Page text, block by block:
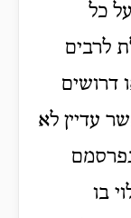
כל
לרבים
דרושים
עדיין לא
בו